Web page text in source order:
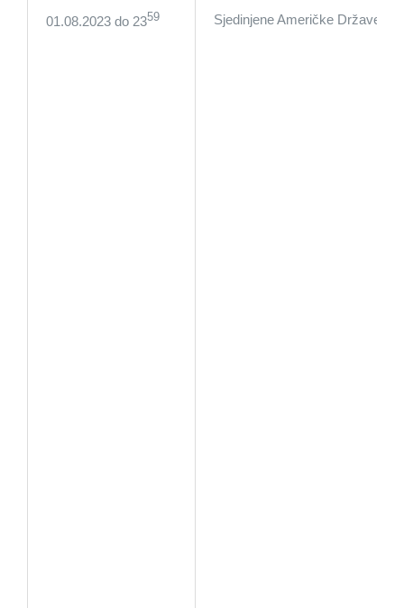
01.08.2023 do 2359 Sjedinjene Američke Države